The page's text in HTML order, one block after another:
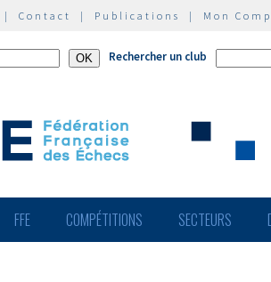
| Contact | Publications | Mon
Rechercher un club
FFE COMPÉTITIONS SECTEURS